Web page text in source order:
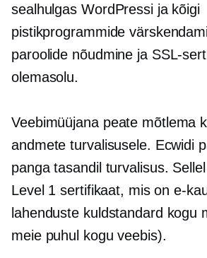
sealhulgas WordPressi ja kõigi
pistikprogrammide
paroolide nõudmine ja SSL-
olemasolu.
Veebimüüjana peate mõtlema
andmete turvalisusele. Ecwidi
panga tasandilturvalisus.
Level 1 sertifikaat, mis on e-
lahenduste kuldstandard kogu
meie puhul kogu veebis).